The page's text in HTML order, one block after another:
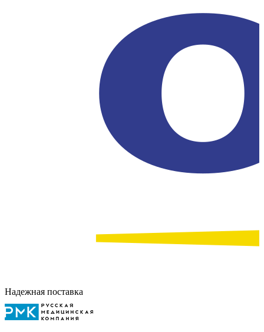
Надежная поставка